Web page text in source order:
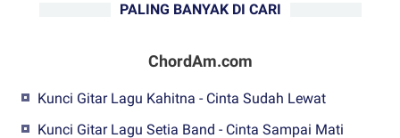
PALING BANYAK DI CARI
ChordAm.com
Kunci Gitar Lagu Kahitna - Cinta Sudah Lewat
Kunci Gitar Lagu Setia Band - Cinta Sampai Mati